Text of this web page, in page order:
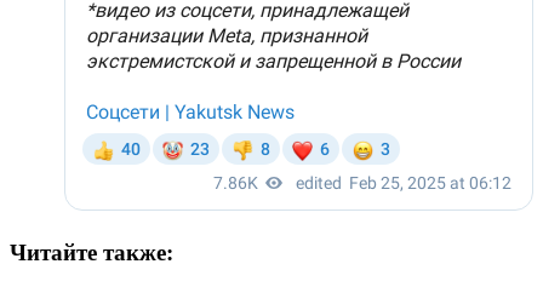
Читайте также: